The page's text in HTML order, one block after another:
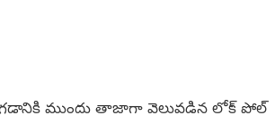
ముందు తాజాగా వెలువడిన లోక్ పోల్